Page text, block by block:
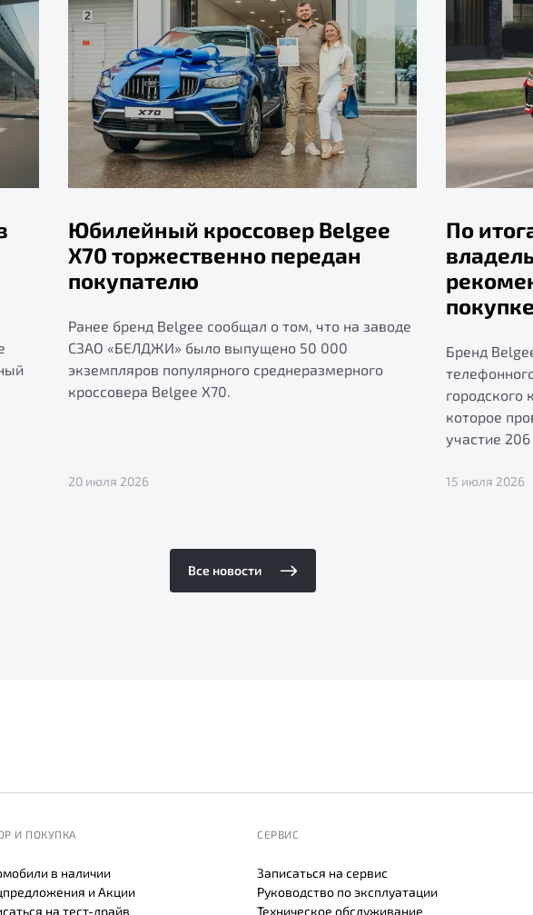
Юбилейный кроссовер Belgee
X70 торжественно передан
покупателю
Ранее бренд Belgee сообщал о том, что на заводе
СЗАО «БЕЛДЖИ» было выпущено 50 000
экземпляров популярного среднеразмерного
кроссовера Belgee X70.
20 июля 2026
По
покупке
Бренд
городского
которое
участие
15 июля 2026
Все новости
И ПОКУПКА
в наличии
и Акции
на тест-драйв
СЕРВИС
Записаться на сервис
Руководство по эксплуатации
Техническое обслуживание